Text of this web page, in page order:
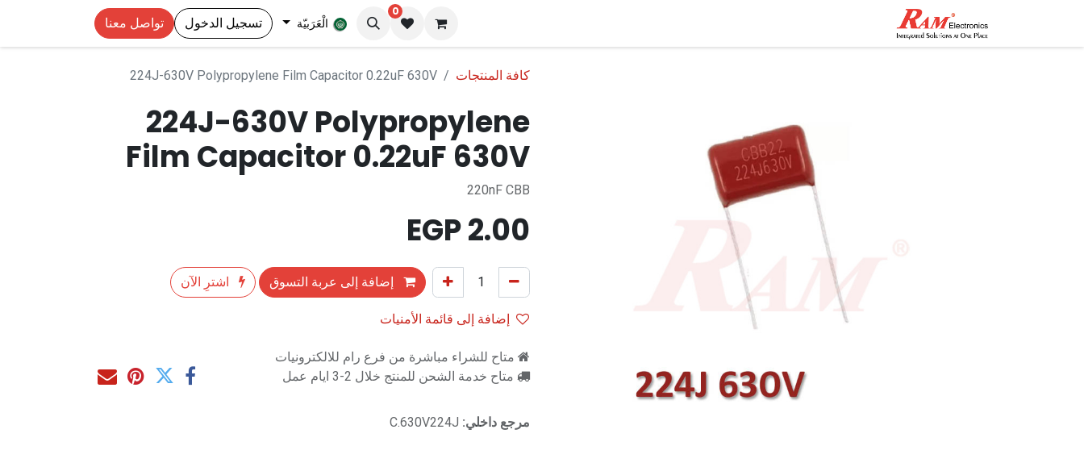
0
الْعَرَبيّة تسجيل الدخول تواصل معنا
كافة المنتجات 224J-630V Polypropylene Film Capacitor 0.22uF 630V
224J-630V Polypropylene
Film Capacitor 0.22uF 630V
220nF CBB
2.00
إضافة إلى عربة التسوق
اشترِ الآن
إضافة إلى قائمة الأمنيات
متاح للشراء مباشرة من فرع رام للالكترونيات
متاح خدمة الشحن للمنتج خلال 2-3 ايام عمل
مرجع داخلي: C.630V224J